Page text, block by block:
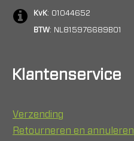
KvK: 01044652
BTW: NL815976689B01
Klantenservice
Verzending
Retourneren en annuleren